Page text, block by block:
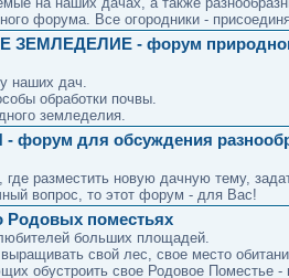
форума. Все огородники -
ЗЕМЛЕДЕЛИЕ - форум
наших дач.
обработки почвы.
земледелия.
для обсуждения
разместить новую дачную тему,
вопрос, то этот форум - для Вас!
Родовых поместьях
больших площадей.
свой лес, свое место
обустроить свое Родовое Поместье -